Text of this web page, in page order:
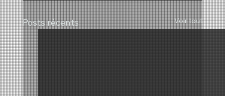
Posts récents Voir tout